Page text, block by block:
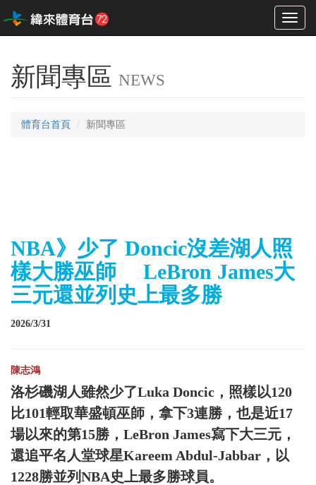
Toggle
新聞專區 NEWS
體育台首頁 新聞專區
NBA》少了 Doncic沒差湖人照
樣大勝巫師 LeBron James大
三元還並列史上最多勝
2026/3/31
陳志鴻
洛杉磯湖人雖然少了Luka Doncic，照樣以120
比101輕取華盛頓巫師，拿下3連勝，也是近17
場以來的第15勝，LeBron James寫下大三元，
還追平名人堂球星Kareem Abdul-Jabbar，以
1228勝並列NBA史上最多勝球員。